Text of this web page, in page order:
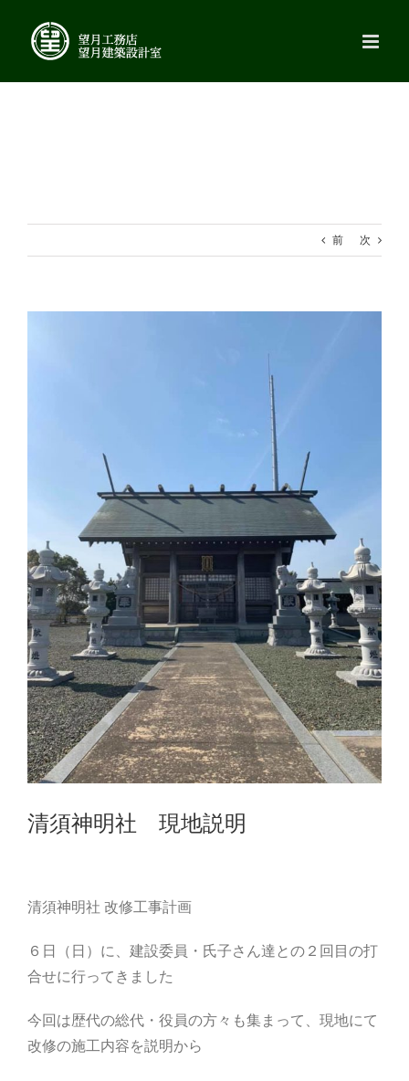
content
前 次
清須神明社 現地説明
清須神明社 改修工事計画
６日（日）に、建設委員・氏子さん達との２回目の打
合せに行ってきました
今回は歴代の総代・役員の方々も集まって、現地にて
改修の施工内容を説明から